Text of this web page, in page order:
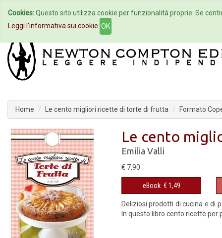
Home Autori Eventi
Home Le cento migliori ricette di torte di frutta Formato
Le cento
Emilia Valli
€ 7,90
eBook € 1,49
Deliziosi prodotti di cucina e di
In questo libro cento ricette per
Cookies:Questo sito utilizza cookie per funzionalità proprie. Se
Leggi l'informativa sui cookie OK